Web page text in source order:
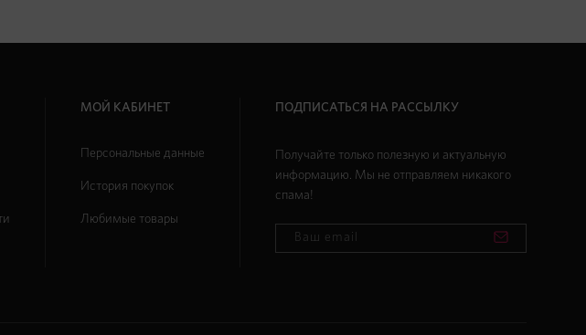
МОЙ КАБИНЕТ
Персональные данные
История покупок
Любимые товары
ПОДПИСАТЬСЯ НА РАССЫЛКУ
Получайте только полезную и актуальную
информацию. Мы не отправляем никакого
спама!